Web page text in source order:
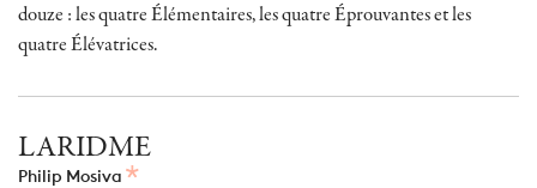
douze : les quatre Élémentaires, les quatre Éprouvantes et les
quatre Élévatrices.
LARIDME
Philip Mosiva